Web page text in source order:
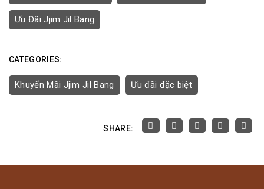
Ưu Đãi Jjim Jil Bang
CATEGORIES:
Khuyến Mãi Jjim Jil Bang Ưu đãi đặc biệt
SHARE: